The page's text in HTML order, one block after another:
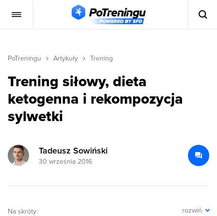
PoTreningu Artykuły Trening
Trening siłowy, dieta
ketogenna i rekompozycja
sylwetki
Tadeusz Sowiński
30 września 2016
Na skróty: rozwiń